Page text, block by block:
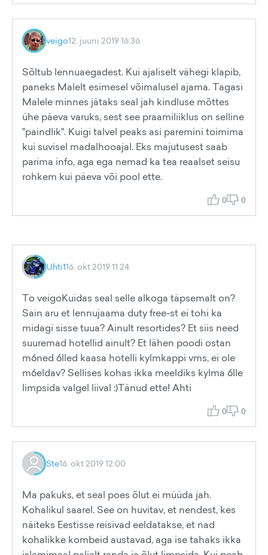
veigo12. juuni 2019 16:36
Sõltub lennuaegadest. Kui ajaliselt vähegi klapib,
paneks Malelt esimesel võimalusel ajama. Tagasi
Malele minnes jätaks seal jah kindluse mõttes
ühe päeva varuks, sest see praamiliiklus on selline
"paindlik". Kuigi talvel peaks asi paremini toimima
kui suvisel madalhooajal. Eks majutusest saab
parima info, aga ega nemad ka tea reaalset seisu
rohkem kui päeva või pool ette.
0 0
Uhti116. okt 2019 11:24
To veigoKuidas seal selle alkoga täpsemalt on?
Sain aru et lennujaama duty free-st ei tohi ka
midagi sisse tuua? Ainult resortides? Et siis need
suuremad hotellid ainult? Et lähen poodi ostan
m6ned 6lled kaasa hotelli kylmkappi vms, ei ole
m6eldav? Sellises kohas ikka meeldiks kylma 6lle
limpsida valgel liival :)Tänud ette! Ahti
0 0
Ste16. okt 2019 12:00
Ma pakuks, et seal poes õlut ei müüda jah.
Kohalikul saarel. See on huvitav, et nendest, kes
näiteks Eestisse reisivad eeldatakse, et nad
kohalikke kombeid austavad, aga ise tahaks ikka